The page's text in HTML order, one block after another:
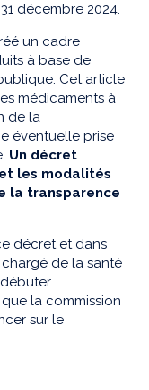
décembre 2024.
un cadre
à base de
Cet article
médicaments à
de la
éventuelle prise
Un décret
les modalités
la transparence
décret et dans
de la santé
la commission
sur le